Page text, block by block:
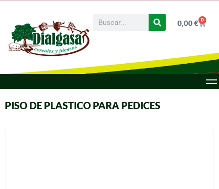
0,00€ 0
PISO DE PLASTICO PARA PEDICES